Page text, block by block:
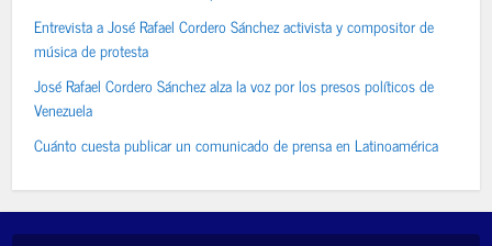
Entrevista a José Rafael Cordero Sánchez activista y compositor de
música de protesta
José Rafael Cordero Sánchez alza la voz por los presos políticos de
Venezuela
Cuánto cuesta publicar un comunicado de prensa en Latinoamérica